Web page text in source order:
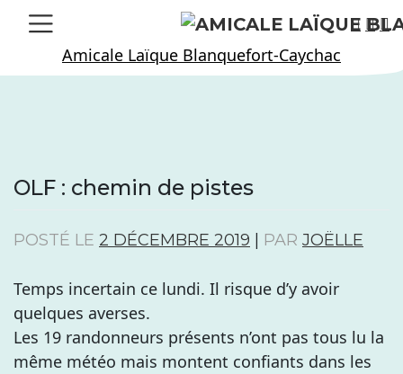
Skip
Amicale Laïque Blanquefort-Caychac
OLF : chemin de pistes
POSTÉ LE 2 DÉCEMBRE 2019 PAR JOËLLE
Temps incertain ce lundi. Il risque d’y avoir
quelques averses.
Les 19 randonneurs présents n’ont pas tous lu la
même météo mais montent confiants dans les